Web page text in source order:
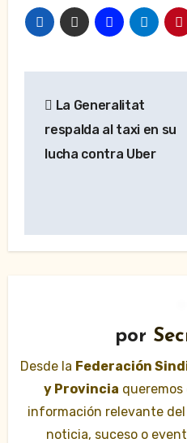
de
entradas
La Generalitat
respalda al taxi en su
lucha contra Uber
por
Desde la Federación
y Provincia
información relevante
noticia, suceso o